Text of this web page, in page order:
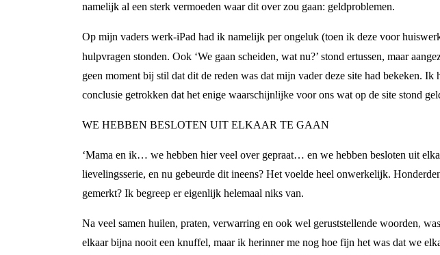
namelijk al een sterk vermoeden waar dit over zou gaan: geldproblemen.
Op mijn vaders werk-iPad had ik namelijk per ongeluk (toen ik deze voor
hulpvragen stonden. Ook ‘We gaan scheiden, wat nu?’ stond ertussen, maar
geen moment bij stil dat dit de reden was dat mijn vader deze site had bekeken.
conclusie getrokken dat het enige waarschijnlijke voor ons wat op de site stond
WE HEBBEN BESLOTEN UIT ELKAAR TE GAAN
‘Mama en ik… we hebben hier veel over gepraat… en we hebben besloten uit
lievelingsserie, en nu gebeurde dit ineens? Het voelde heel onwerkelijk.
gemerkt? Ik begreep er eigenlijk helemaal niks van.
Na veel samen huilen, praten, verwarring en ook wel geruststellende woorden,
elkaar bijna nooit een knuffel, maar ik herinner me nog hoe fijn het was dat we